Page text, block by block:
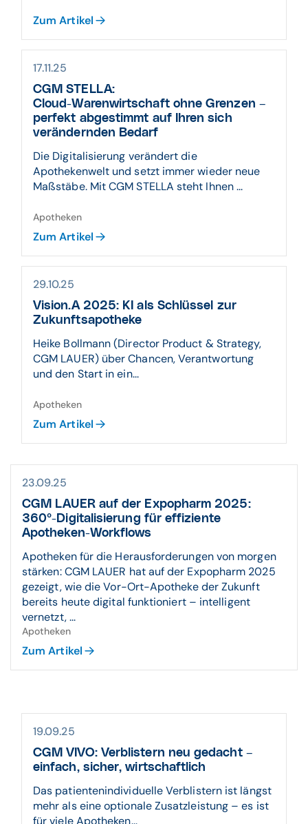
Zum Artikel
17.11.25
CGM STELLA:
Cloud-Warenwirtschaft ohne Grenzen –
perfekt abgestimmt auf Ihren sich
verändernden Bedarf
Die Digitalisierung verändert die
Apothekenwelt und setzt immer wieder neue
Maßstäbe. Mit CGM STELLA steht Ihnen ...
Apotheken
Zum Artikel
29.10.25
Vision.A 2025: KI als Schlüssel zur
Zukunftsapotheke
Heike Bollmann (Director Product & Strategy,
CGM LAUER) über Chancen, Verantwortung
und den Start in ein...
Apotheken
Zum Artikel
23.09.25
CGM LAUER auf der Expopharm 2025:
360°-Digitalisierung für effiziente
Apotheken-Workflows
Apotheken für die Herausforderungen von morgen
stärken: CGM LAUER hat auf der Expopharm 2025
gezeigt, wie die Vor-Ort-Apotheke der Zukunft
bereits heute digital funktioniert – intelligent
vernetzt, ...
Apotheken
Zum Artikel
19.09.25
CGM VIVO: Verblistern neu gedacht –
einfach, sicher, wirtschaftlich
Das patientenindividuelle Verblistern ist längst
mehr als eine optionale Zusatzleistung – es ist
für viele Apotheken...